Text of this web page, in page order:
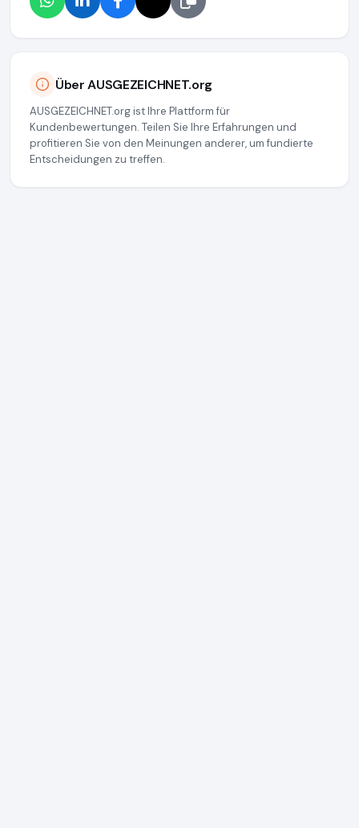
Über AUSGEZEICHNET.org
AUSGEZEICHNET.org ist Ihre Plattform für
Kundenbewertungen. Teilen Sie Ihre Erfahrungen und
profitieren Sie von den Meinungen anderer, um fundierte
Entscheidungen zu treffen.